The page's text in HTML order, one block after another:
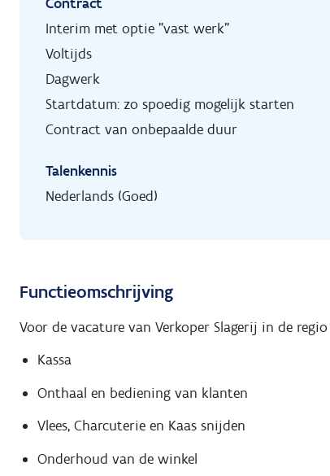
Interim met optie "vast werk"
Voltijds
Dagwerk
Startdatum: zo spoedig mogelijk starten
Contract van onbepaalde duur
Talenkennis
Nederlands (Goed)
Functieomschrijving
Voor de vacature van Verkoper Slagerij in de
Kassa
Onthaal en bediening van klanten
Vlees, Charcuterie en Kaas snijden
Onderhoud van de winkel